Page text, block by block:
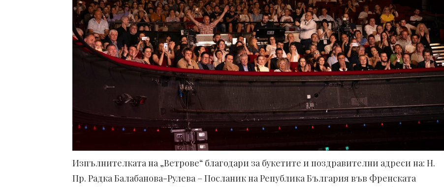
Изпълнителката на „Ветрове“ благодари за букетите и поздравителни адреси на: Н.
Пр. Радка Балабанова-Рулева – Посланик на Република България във Френската